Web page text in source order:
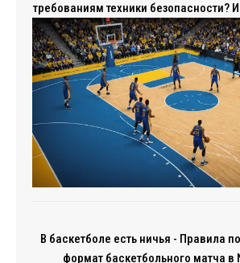
требованиям техники безопасности?
В баскетболе есть ничья - Правила
формат баскетбольного матча в